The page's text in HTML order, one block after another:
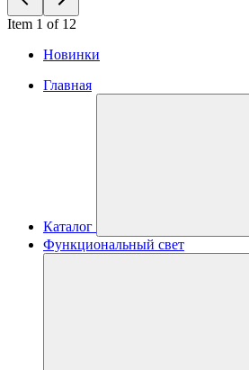
Item 1 of 12
Новинки
Главная
Каталог
Функциональный свет